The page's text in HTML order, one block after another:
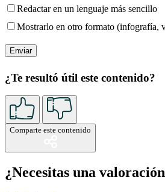
Redactar en un lenguaje más sencillo
Mostrarlo en otro formato (infografía,
¿Te resultó útil este contenido?
Comparte este contenido
¿Necesitas una